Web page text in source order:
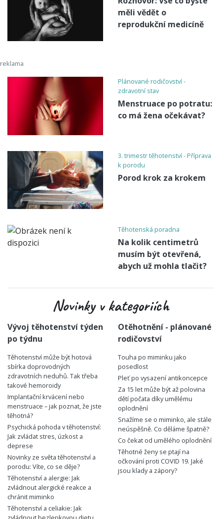
měli vědět o
reprodukční medicíně
Plánované rodičovství -
zdravotní stav
Menstruace po potratu:
co má žena očekávat?
3. trimestr těhotenství - Příprava
k porodu
Porod krok za krokem
Těhotenská poradna
Na kolik centimetrů
musím být otevřená,
abych už mohla tlačit?
Novinky v kategoriích
Vývoj těhotenství týden
po týdnu
Těhotenství může být hotová
sbírka doprovodných
zdravotních neduhů. Tak třeba
takové hemoroidy
Implantační krvácení nebo
menstruace – jak poznat, že jste
těhotná?
Psychická pohoda v těhotenství:
Jak zvládat stres, úzkost a
deprese
Novinky ze světa těhotenství a
porodu: Víte, co se děje?
Těhotenství a alergie: Jak
zvládnout alergické reakce a
chránit miminko
Těhotenství a celiakie: Jak
Otěhotnění - plánované
rodičovství
Touha po miminku jako
posedlost
Pleť po vysazení antikoncepce
Za 15 let může být až polovina
dětí počata díky umělému
oplodnění
Snažíme se o miminko, ale stále
neúspěšně. Co děláme špatně?
Co čekat od umělého oplodnění
Těhotné ženy se ptají na
očkování proti COVID 19. Jaké
jsou klady a zápory?